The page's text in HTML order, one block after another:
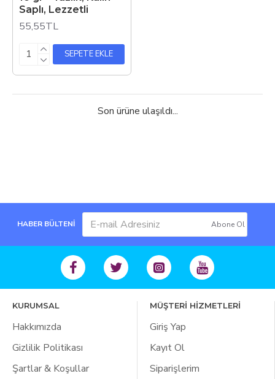
Saplı, Lezzetli
55,55TL
SEPETE EKLE
Son ürüne ulaşıldı...
HABER BÜLTENİ Abone Ol
KURUMSAL
Hakkımızda
Gizlilik Politikası
Şartlar & Koşullar
MÜŞTERİ HİZMETLERİ
Giriş Yap
Kayıt Ol
Siparişlerim